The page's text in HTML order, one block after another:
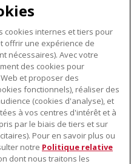
cream (36% fat content)
cookies internes et tiers pour
offrir une expérience de
nécessaires). Avec votre
des cookies pour
et proposer des
fonctionnels), réaliser des
(cookies d'analyse), et
à vos centres d'intérêt et à
par le biais de tiers et sur
Pour en savoir plus ou
notre Politique relative
dont nous traitons les